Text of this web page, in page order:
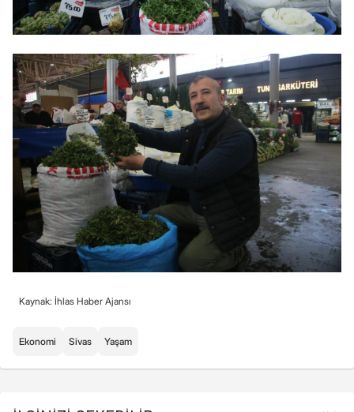
Kaynak: İhlas Haber Ajansı
Ekonomi Sivas Yaşam